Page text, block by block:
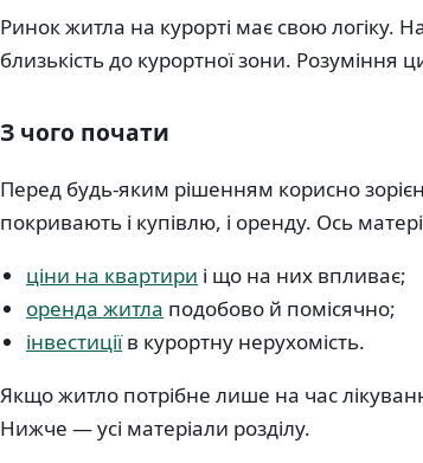
Ринок житла на курорті має свою логіку.
близькість до курортної зони. Розуміння
З чого почати
Перед будь-яким рішенням корисно
покривають і купівлю, і оренду. Ось
ціни на квартири і що на них впливає;
оренда житла подобово й помісячно;
інвестиціїв курортну нерухомість.
Якщо житло потрібне лише на час
Нижче — усі матеріали розділу.